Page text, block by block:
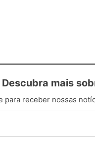
Descubra mais
para receber nossas